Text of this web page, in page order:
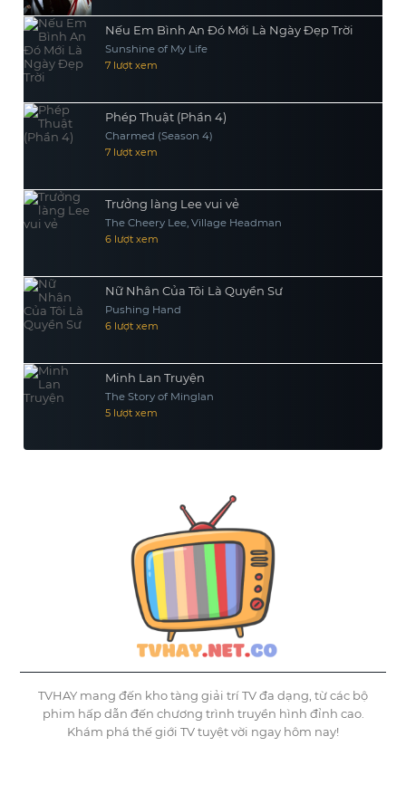
Nếu Em Bình An Đó Mới Là Ngày Đẹp Trời
Sunshine of My Life
7 lượt xem
Phép Thuật (Phần 4)
Charmed (Season 4)
7 lượt xem
Trưởng làng Lee vui vẻ
The Cheery Lee, Village Headman
6 lượt xem
Nữ Nhân Của Tôi Là Quyền Sư
Pushing Hand
6 lượt xem
Minh Lan Truyện
The Story of Minglan
5 lượt xem
TVHAY mang đến kho tàng giải trí TV đa dạng, từ các bộ
phim hấp dẫn đến chương trình truyền hình đỉnh cao.
Khám phá thế giới TV tuyệt vời ngay hôm nay!